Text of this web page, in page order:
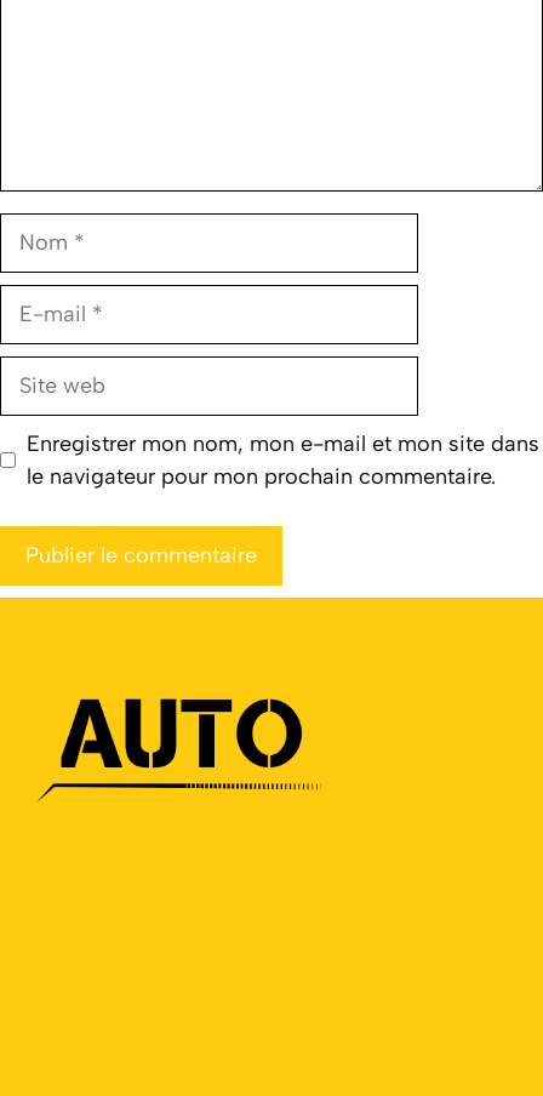
Nom
E-
Site
Enregistrer mon nom, mon e-mail et mon site dans
le navigateur pour mon prochain commentaire.